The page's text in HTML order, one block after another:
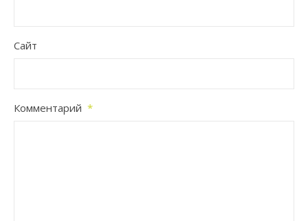
Сайт
Комментарий *